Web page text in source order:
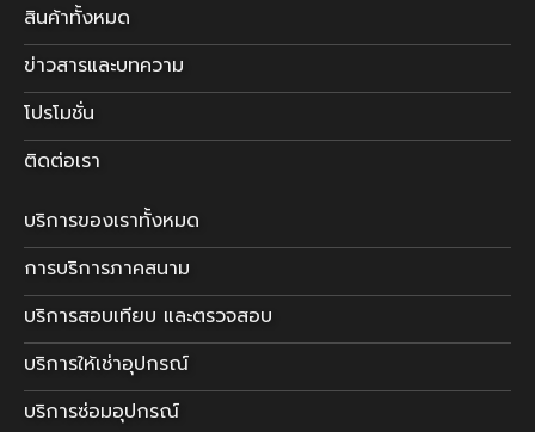
สินค้าทั้งหมด
ข่าวสารและบทความ
โปรโมชั่น
ติดต่อเรา
บริการของเราทั้งหมด
การบริการภาคสนาม
บริการสอบเทียบ และตรวจสอบ
บริการให้เช่าอุปกรณ์
บริการซ่อมอุปกรณ์